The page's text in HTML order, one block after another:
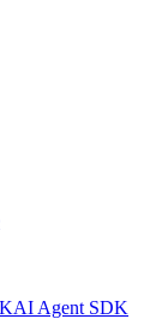
AI Agent SDK